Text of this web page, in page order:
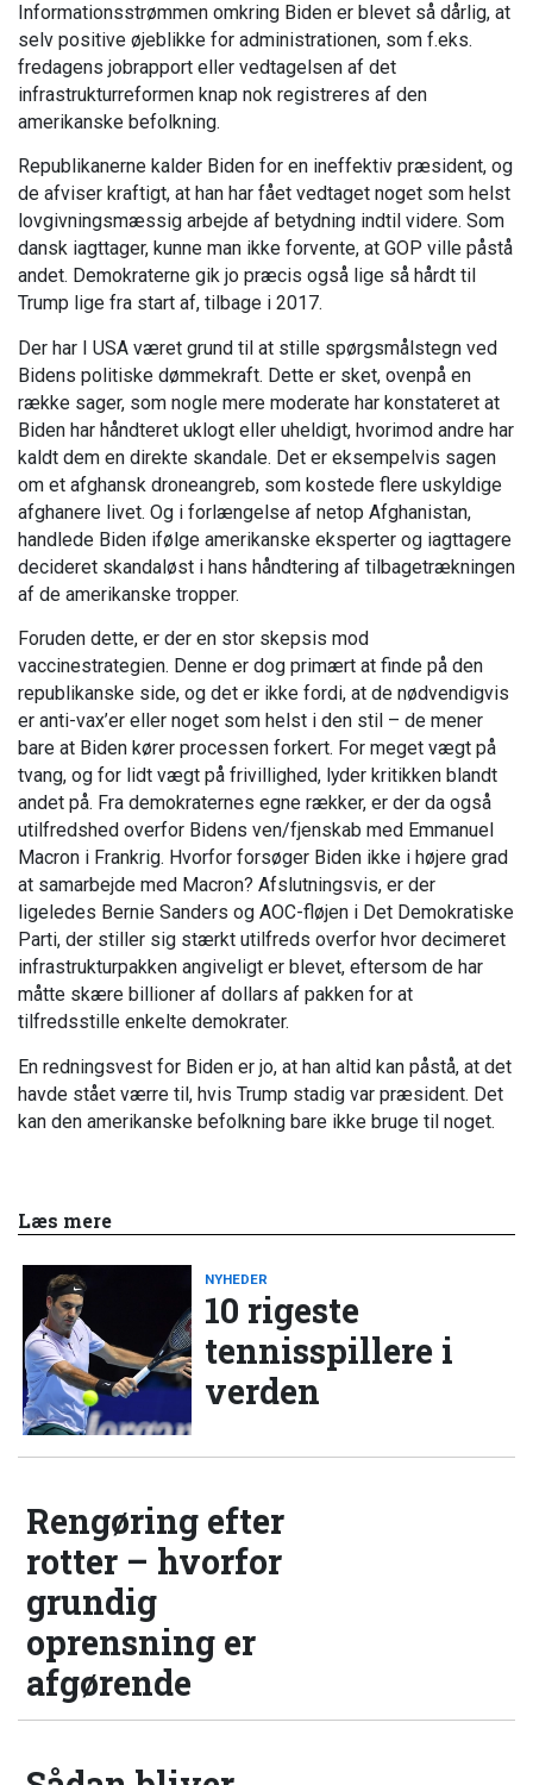
Informationsstrømmen omkring Biden er blevet så dårlig, at
selv positive øjeblikke for administrationen, som f.eks.
fredagens jobrapport eller vedtagelsen af det
infrastrukturreformen knap nok registreres af den
amerikanske befolkning.
Republikanerne kalder Biden for en ineffektiv præsident, og
de afviser kraftigt, at han har fået vedtaget noget som helst
lovgivningsmæssig arbejde af betydning indtil videre. Som
dansk iagttager, kunne man ikke forvente, at GOP ville påstå
andet. Demokraterne gik jo præcis også lige så hårdt til
Trump lige fra start af, tilbage i 2017.
Der har I USA været grund til at stille spørgsmålstegn ved
Bidens politiske dømmekraft. Dette er sket, ovenpå en
række sager, som nogle mere moderate har konstateret at
Biden har håndteret uklogt eller uheldigt, hvorimod andre har
kaldt dem en direkte skandale. Det er eksempelvis sagen
om et afghansk droneangreb, som kostede flere uskyldige
afghanere livet. Og i forlængelse af netop Afghanistan,
handlede Biden ifølge amerikanske eksperter og iagttagere
decideret skandaløst i hans håndtering af tilbagetrækningen
af de amerikanske tropper.
Foruden dette, er der en stor skepsis mod
vaccinestrategien. Denne er dog primært at finde på den
republikanske side, og det er ikke fordi, at de nødvendigvis
er anti-vax’er eller noget som helst i den stil – de mener
bare at Biden kører processen forkert. For meget vægt på
tvang, og for lidt vægt på frivillighed, lyder kritikken blandt
andet på. Fra demokraternes egne rækker, er der da også
utilfredshed overfor Bidens ven/fjenskab med Emmanuel
Macron i Frankrig. Hvorfor forsøger Biden ikke i højere grad
at samarbejde med Macron? Afslutningsvis, er der
ligeledes Bernie Sanders og AOC-fløjen i Det Demokratiske
Parti, der stiller sig stærkt utilfreds overfor hvor decimeret
infrastrukturpakken angiveligt er blevet, eftersom de har
måtte skære billioner af dollars af pakken for at
tilfredsstille enkelte demokrater.
En redningsvest for Biden er jo, at han altid kan påstå, at det
havde stået værre til, hvis Trump stadig var præsident. Det
kan den amerikanske befolkning bare ikke bruge til noget.
Læs mere
NYHEDER
10 rigeste
tennisspillere i
verden
Rengøring efter
rotter – hvorfor
grundig
oprensning er
afgørende